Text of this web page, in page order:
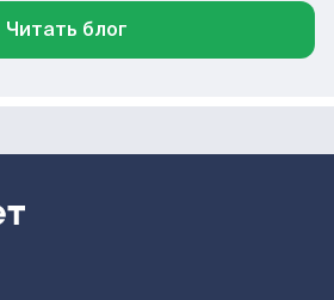
Читать блог